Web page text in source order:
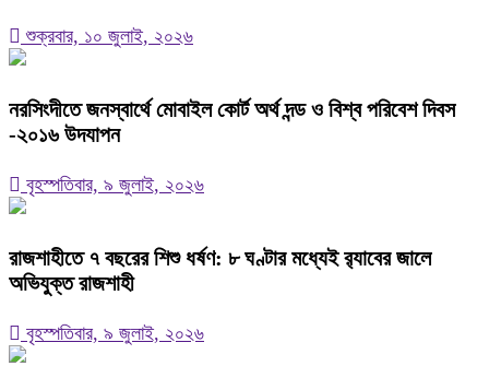
শুক্রবার, ১০ জুলাই, ২০২৬
নরসিংদীতে জনস্বার্থে মোবাইল কোর্ট অর্থ দন্ড ও বিশ্ব পরিবেশ দিবস
-২০১৬ উদযাপন
বৃহস্পতিবার, ৯ জুলাই, ২০২৬
রাজশাহীতে ৭ বছরের শিশু ধর্ষণ: ৮ ঘণ্টার মধ্যেই র‍্যাবের জালে
অভিযুক্ত রাজশাহী
বৃহস্পতিবার, ৯ জুলাই, ২০২৬